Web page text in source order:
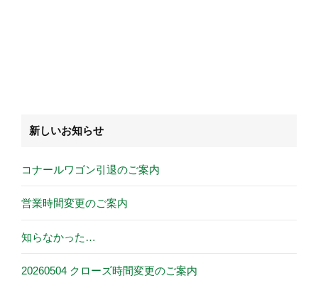
新しいお知らせ
コナールワゴン引退のご案内
営業時間変更のご案内
知らなかった…
20260504 クローズ時間変更のご案内